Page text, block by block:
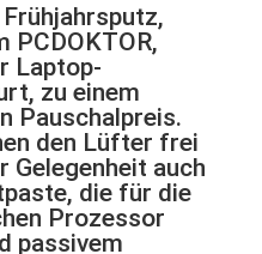
PCDOKTOR,
Laptop-
zu einem
Pauschalpreis.
den Lüfter frei
Gelegenheit auch
die für die
Prozessor
passivem